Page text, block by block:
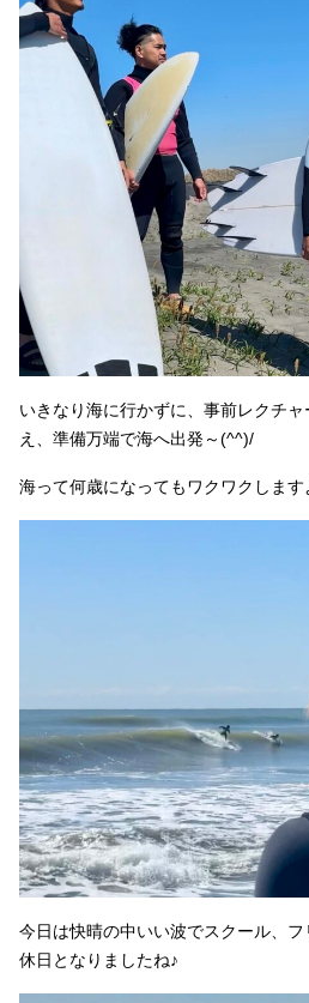
いきなり海に行かずに、事前レクチ
え、準備万端で海へ出発～(^^)/
海って何歳になってもワクワクします
今日は快晴の中いい波でスクール、
休日となりましたね♪